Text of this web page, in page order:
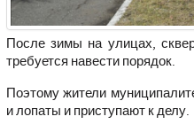
После зимы на улицах,
требуется навести порядок.
Поэтому жители
и лопаты и приступают к делу.